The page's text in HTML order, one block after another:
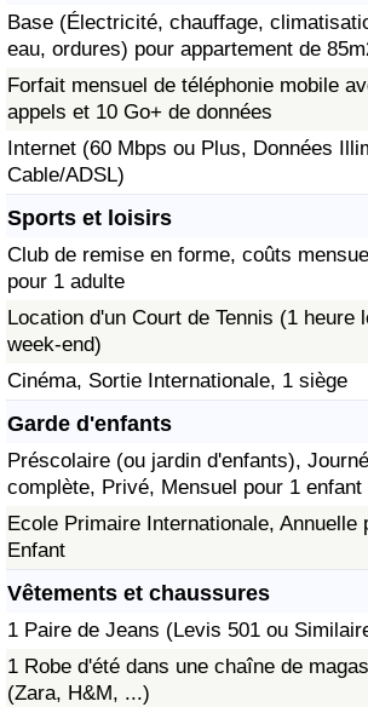
Base (Électricité, chauffage,
eau, ordures) pour appartement de
Forfait mensuel de téléphonie mobile
appels et 10 Go+ de données
Internet (60 Mbps ou Plus, Données
Cable/ADSL)
Sports et loisirs
Club de remise en forme, coûts
pour 1 adulte
Location d'un Court de Tennis (1 heure
week-end)
Cinéma, Sortie Internationale, 1 siège
Garde d'enfants
Préscolaire (ou jardin d'enfants),
complète, Privé, Mensuel pour 1 enfant
Ecole Primaire Internationale, Annuelle
Enfant
Vêtements et chaussures
1 Paire de Jeans (Levis 501 ou
1 Robe d'été dans une chaîne de
(Zara, H&M, ...)